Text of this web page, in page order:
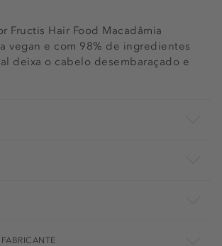
Fructis Hair Food Macadâmia
vegan e com 98% de ingredientes
deixa o cabelo desembaraçado e